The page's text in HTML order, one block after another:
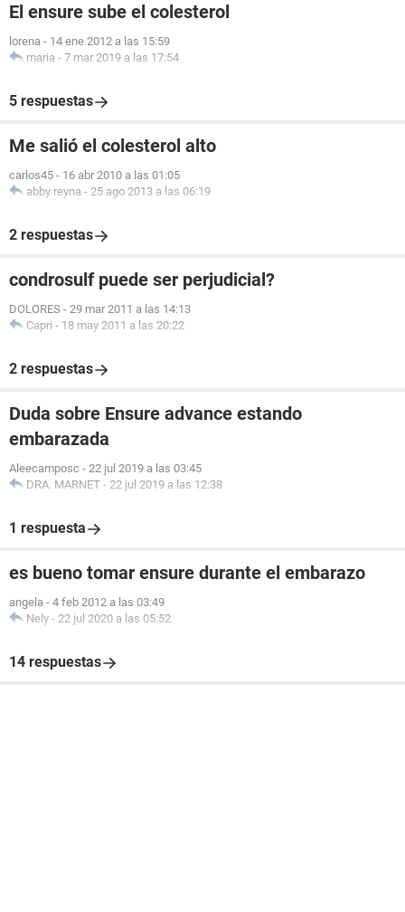
El ensure sube el colesterol
lorena - 14 ene 2012 a las 15:59
maria - 7 mar 2019 a las 17:54
5 respuestas
Me salió el colesterol alto
carlos45 - 16 abr 2010 a las 01:05
abby reyna - 25 ago 2013 a las 06:19
2 respuestas
condrosulf puede ser perjudicial?
DOLORES - 29 mar 2011 a las 14:13
Capri - 18 may 2011 a las 20:22
2 respuestas
Duda sobre Ensure advance estando
embarazada
Aleecamposc - 22 jul 2019 a las 03:45
DRA. MARNET - 22 jul 2019 a las 12:38
1 respuesta
es bueno tomar ensure durante el embarazo
angela - 4 feb 2012 a las 03:49
Nely - 22 jul 2020 a las 05:52
14 respuestas